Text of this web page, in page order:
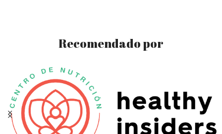
Recomendado por